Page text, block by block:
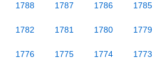
1788 1787 1786 1785
1782 1781 1780 1779
1776 1775 1774 1773